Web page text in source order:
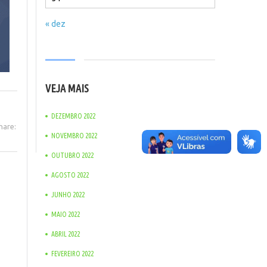
« dez
VEJA MAIS
DEZEMBRO 2022
NOVEMBRO 2022
OUTUBRO 2022
AGOSTO 2022
JUNHO 2022
MAIO 2022
ABRIL 2022
FEVEREIRO 2022